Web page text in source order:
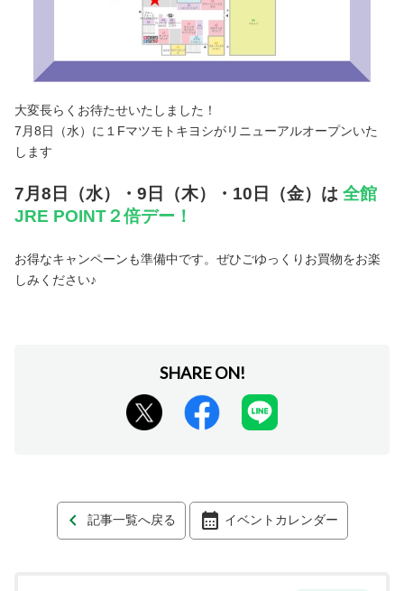
大変長らくお待たせいたしました！
7月8日（水）に１Fマツモトキヨシがリニューアルオープンいた
します
7月8日（水）・9日（木）・10日（金）は 全館
JRE POINT２倍デー！
お得なキャンペーンも準備中です。ぜひごゆっくりお買物をお楽
しみください♪
記事一覧へ戻る イベントカレンダー